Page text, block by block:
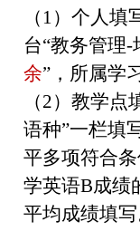
（1）个人
台“教务管理-
余”，所属学
（2）教学
语种”一栏填
平多项符合
学英语B成绩
平均成绩填写